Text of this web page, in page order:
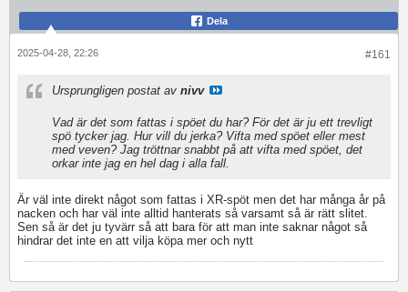
Dela
#161
2025-04-28, 22:26
Ursprungligen postat av nivv
Vad är det som fattas i spöet du har? För det är ju ett trevligt
spö tycker jag. Hur vill du jerka? Vifta med spöet eller mest
med veven? Jag tröttnar snabbt på att vifta med spöet, det
orkar inte jag en hel dag i alla fall.
Är väl inte direkt något som fattas i XR-spöt men det har många år på
nacken och har väl inte alltid hanterats så varsamt så är rätt slitet.
Sen så är det ju tyvärr så att bara för att man inte saknar något så
hindrar det inte en att vilja köpa mer och nytt